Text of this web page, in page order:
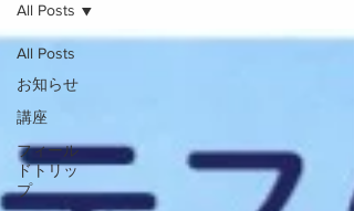
All Posts
お知らせ
講座
フィール
ドトリッ
プ
All Posts